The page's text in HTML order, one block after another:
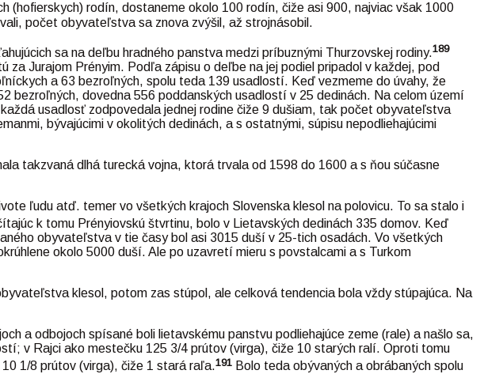
rodín, dostaneme okolo 100 rodín, čiže asi 900, najviac však 1000
počet obyvateľstva sa znova zvýšil, až strojnásobil.
sa na deľbu hradného panstva medzi príbuznými Thurzovskej rodiny.189
Jurajom Prényim. Podľa zápisu o deľbe na jej podiel pripadol v každej, pod
a 63 bezroľných, spolu teda 139 usadlostí. Keď vezmeme do úvahy, že
dovedna 556 poddanských usadlostí v 25 dedinách. Na celom území
usadlosť zodpovedala jednej rodine čiže 9 dušiam, tak počet obyvateľstva
bývajúcimi v okolitých dedinách, a s ostatnými, súpisu nepodliehajúcimi
takzvaná dlhá turecká vojna, ktorá trvala od 1598 do 1600 a s ňou súčasne
ľudu atď. temer vo všetkých krajoch Slovenska klesol na polovicu. To sa stalo i
k tomu Prényiovskú štvrtinu, bolo v Lietavských dedinách 335 domov. Keď
obyvateľstva v tie časy bol asi 3015 duší v 25-tich osadách. Vo všetkých
okolo 5000 duší. Ale po uzavretí mieru s povstalcami a s Turkom
klesol, potom zas stúpol, ale celková tendencia bola vždy stúpajúca. Na
a odbojoch spísané boli lietavskému panstvu podliehajúce zeme (rale) a našlo sa,
v Rajci ako mestečku 125 3/4 prútov (virga), čiže 10 starých ralí. Oproti tomu
1/8 prútov (virga), čiže 1 stará raľa.191 Bolo teda obývaných a obrábaných spolu